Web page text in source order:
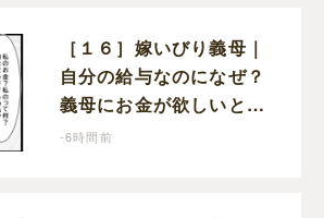
［１６］嫁いびり義母｜
自分の給与なのになぜ？
義母にお金が欲しいと頼
まなければならない状況
-6時間前